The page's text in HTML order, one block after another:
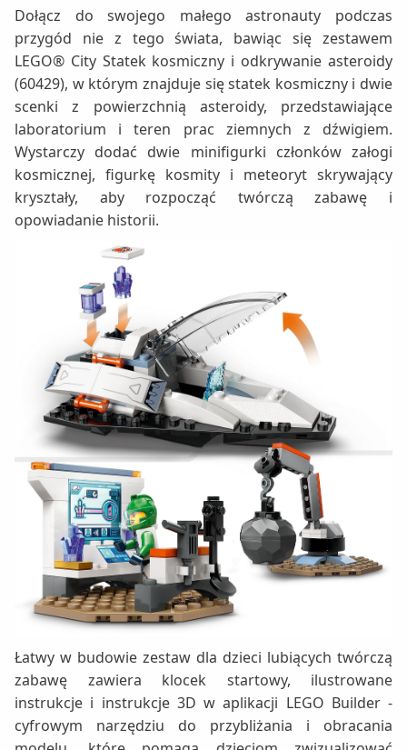
Dołącz do swojego małego astronauty podczas
przygód nie z tego świata, bawiąc się zestawem
LEGO® City Statek kosmiczny i odkrywanie asteroidy
(60429), w którym znajduje się statek kosmiczny i dwie
scenki z powierzchnią asteroidy, przedstawiające
laboratorium i teren prac ziemnych z dźwigiem.
Wystarczy dodać dwie minifigurki członków załogi
kosmicznej, figurkę kosmity i meteoryt skrywający
kryształy, aby rozpocząć twórczą zabawę i
opowiadanie historii.
Łatwy w budowie zestaw dla dzieci lubiących twórczą
zabawę zawiera klocek startowy, ilustrowane
instrukcje i instrukcje 3D w aplikacji LEGO Builder -
cyfrowym narzędziu do przybliżania i obracania